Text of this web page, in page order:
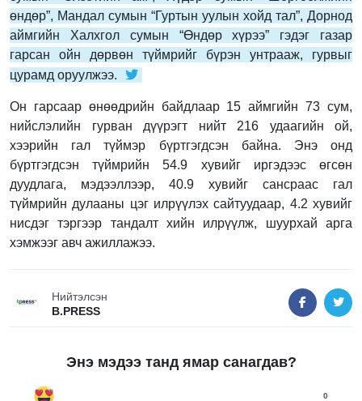
өндөр”, Мандал сумын “Гуртын уулын хойд тал”, Дорнод
аймгийн Халхгол сумын “Өндөр хүрээ” гэдэг газар
гарсан ойн дөрвөн түймрийг бүрэн унтрааж, гурвыг
цурамд оруулжээ.
Он гарсаар өнөөдрийн байдлаар 15 аймгийн 73 сум,
нийслэлийн гурван дүүрэгт нийт 216 удаагийн ой,
хээрийн гал түймэр бүртгэгдсэн байна. Энэ онд
бүртгэгдсэн түймрийн 54.9 хувийг иргэдээс өгсөн
дуудлага, мэдээллээр, 40.9 хувийг сансраас гал
түймрийн дулааны цэг илрүүлэх сайтуудаар, 4.2 хувийг
нисдэг тэргээр тандалт хийн илрүүлж, шуурхай арга
хэмжээг авч ажиллажээ.
Нийтэлсэн
B.PRESS
Энэ мэдээ танд ямар санагдав?
0